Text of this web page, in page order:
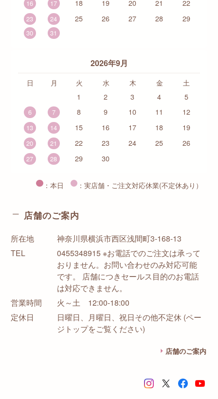
16
17 18 19 20 21 22
23 24 25 26 27 28 29
30 31
2026年9月
日 月 火 水 木 金
土
1
2 3 4 5
6 7 8 9 10 11 12
13 14 15 16 17 18 19
20 21 22 23 24 25 26
27 28 29 30
：本日 ：実店舗・ご注文対応休業(不定休あり）
店舗のご案内
所在地
神奈川県横浜市西区浅間町3-168-13
TEL
0455348915 ※お電話でのご注文は承って
おりません。お問い合わせのみ対応可能
です。 店舗につきセールス目的のお電話
は対応できません。
営業時間
火～土 12:00-18:00
定休日
日曜日、月曜日、祝日その他不定休 (ペー
ジトップをご覧ください)
店舗のご案内